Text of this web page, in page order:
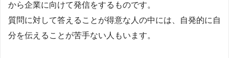
から企業に向けて発信をするものです。
質問に対して答えることが得意な人の中には、自発的に自
分を伝えることが苦手ない人もいます。